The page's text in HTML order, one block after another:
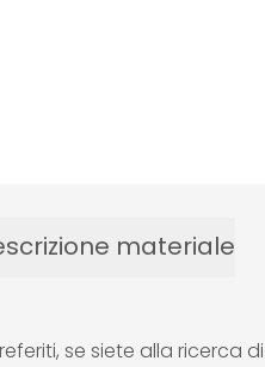
materiale
se siete alla